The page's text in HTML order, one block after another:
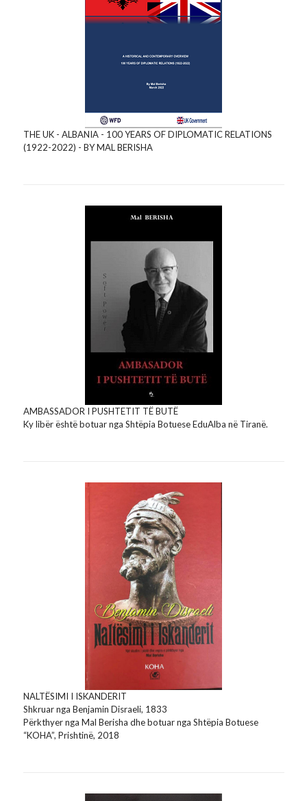
THE UK - ALBANIA - 100 YEARS OF DIPLOMATIC RELATIONS
(1922-2022) - BY MAL BERISHA
AMBASSADOR I PUSHTETIT TË BUTË
Ky libër është botuar nga Shtëpia Botuese EduAlba në Tiranë.
NALTËSIMI I ISKANDERIT
Shkruar nga Benjamin Disraeli, 1833
Përkthyer nga Mal Berisha dhe botuar nga Shtëpia Botuese
“KOHA”, Prishtinë, 2018